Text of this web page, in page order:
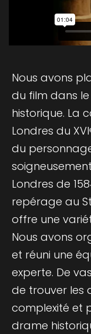
Nous avons
du film dans
historique. La
Londres du
du
Londres de
repérage au
offre une
Nous avons
et réuni une
experte. De
de trouver les
complexité et
drame